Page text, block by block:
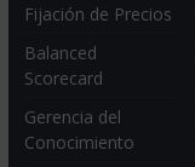
Fijación de Precios
Balanced
Scorecard
Gerencia del
Conocimiento